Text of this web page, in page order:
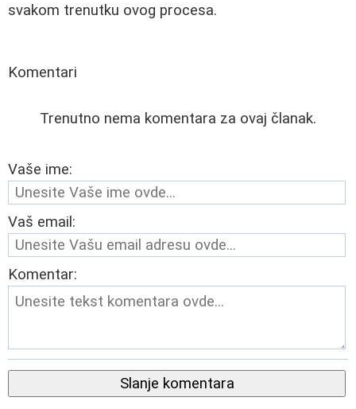
svakom trenutku ovog procesa.
Komentari
Trenutno nema komentara za ovaj članak.
Vaše ime:
Vaš email:
Komentar:
Slanje komentara